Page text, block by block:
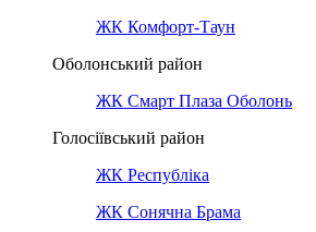
ЖК Комфорт-Таун
Оболонський район
ЖК Смарт Плаза Оболонь
Голосіївський район
ЖК Республіка
ЖК Сонячна Брама